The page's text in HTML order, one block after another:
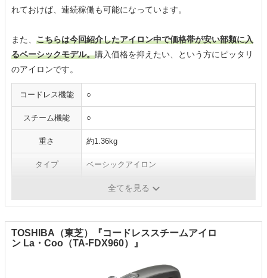
れておけば、連続稼働も可能になっています。
また、 こちらは今回紹介したアイロン中で価格帯が安い部類に入
るベーシックモデル。購入価格を抑えたい、という方にピッタリ
のアイロンです。
コードレス機能 ○
スチーム機能 ○
重さ 約1.36kg
タイプ ベーシックアイロン
スタンド、注水カップ
全てを見る
TOSHIBA（東芝）『コードレススチームアイロ
ン La・Coo（TA-FDX960）』